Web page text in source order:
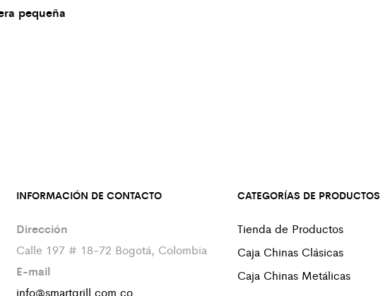
pequeña
INFORMACIÓN DE CONTACTO
Dirección
Calle 197 # 18-72 Bogotá, Colombia
E-mail
info@smartgrill.com.co
CATEGORÍAS DE PRODUCTOS
Tienda de Productos
Caja Chinas Clásicas
Caja Chinas Metálicas